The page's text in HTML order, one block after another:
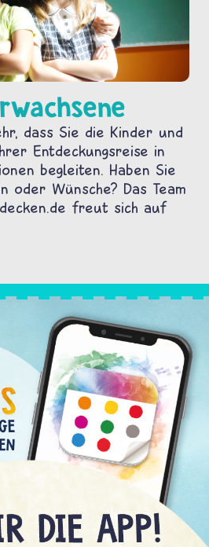
dass Sie die Kinder und
Entdeckungsreise in
begleiten. Haben Sie
oder Wünsche? Das Team
freut sich auf